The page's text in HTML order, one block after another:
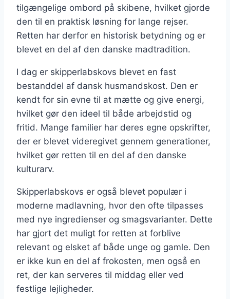
tilgængelige ombord på skibene, hvilket gjorde
den til en praktisk løsning for lange rejser.
Retten har derfor en historisk betydning og er
blevet en del af den danske madtradition.
I dag er skipperlabskovs blevet en fast
bestanddel af dansk husmandskost. Den er
kendt for sin evne til at mætte og give energi,
hvilket gør den ideel til både arbejdstid og
fritid. Mange familier har deres egne opskrifter,
der er blevet videregivet gennem generationer,
hvilket gør retten til en del af den danske
kulturarv.
Skipperlabskovs er også blevet populær i
moderne madlavning, hvor den ofte tilpasses
med nye ingredienser og smagsvarianter. Dette
har gjort det muligt for retten at forblive
relevant og elsket af både unge og gamle. Den
er ikke kun en del af frokosten, men også en
ret, der kan serveres til middag eller ved
festlige lejligheder.